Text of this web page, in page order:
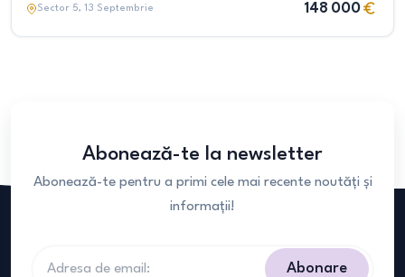
Sector 5, 13 Septembrie 148 000
Abonează-te la newsletter
Abonează-te pentru a primi cele mai recente noutăți și
informații!
Abonare